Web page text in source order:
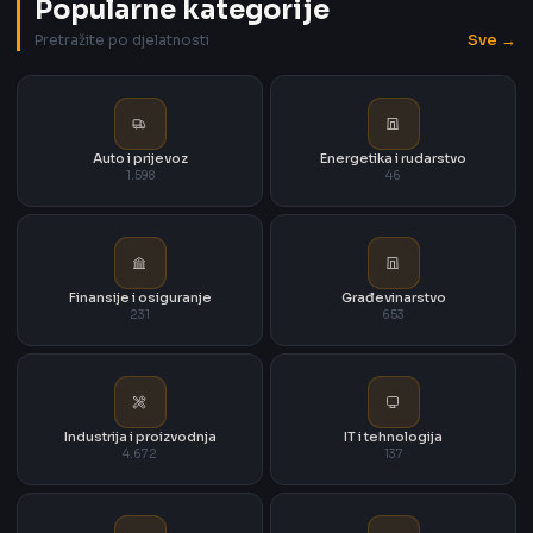
Popularne kategorije
Pretražite po djelatnosti Sve →
Auto i prijevoz
1.598
Energetika i rudarstvo
46
Finansije i osiguranje
231
Građevinarstvo
653
Industrija i proizvodnja
4.672
IT i tehnologija
137